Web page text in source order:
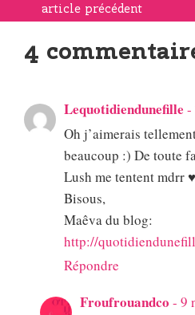
article précédent
4
Lequotidiendunefille -
Oh j’aimerais
beaucoup :) De toute
Lush me tentent mdrr ♥
Bisous,
Maêva du blog:
http://
Répondre
Froufrouandco - 9